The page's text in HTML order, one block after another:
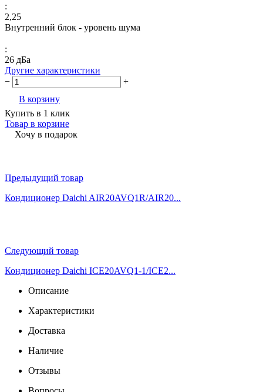
:
2,25
Внутренний блок - уровень шума
:
26 дБа
Другие характеристики
−
+
В корзину
Купить в 1 клик
Товар в корзине
Хочу в подарок
Предыдущий товар
Кондиционер Daichi AIR20AVQ1R/AIR20...
Следующий товар
Кондиционер Daichi ICE20AVQ1-1/ICE2...
Описание
Характеристики
Доставка
Наличие
Отзывы